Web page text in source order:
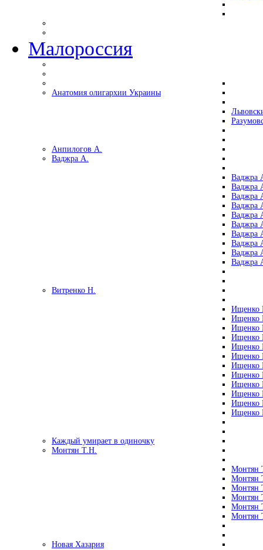
Малороссия
Анатомия олигархии Украины
Анпилогов А.
Ваджра А.
Ваджра
Ваджра
Ваджра
Ваджра
Ваджра
Ваджра
Ваджра
Ваджра
Ваджра
Ваджра
Витренко Н.
Ищенко
Ищенко
Ищенко
Ищенко
Ищенко
Ищенко
Ищенко
Ищенко
Ищенко
Ищенко
Ищенко
Ищенко
Каждый умирает в одиночку
Монтян Т.Н.
Монтян
Монтян
Монтян
Монтян
Монтян
Монтян
Новая Хазария